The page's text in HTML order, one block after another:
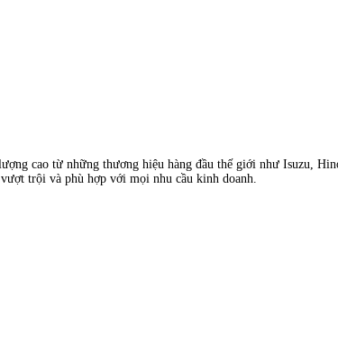
cao từ những thương hiệu hàng đầu thế giới như Isuzu,
trội và phù hợp với mọi nhu cầu kinh doanh.